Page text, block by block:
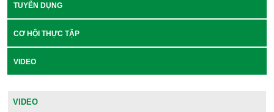
TUYỂN DỤNG
CƠ HỘI THỰC TẬP
VIDEO
VIDEO